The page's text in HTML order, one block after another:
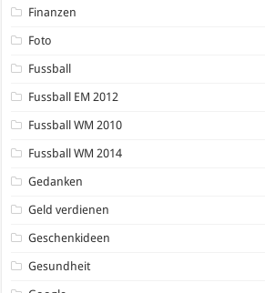
Finanzen
Foto
Fussball
Fussball EM 2012
Fussball WM 2010
Fussball WM 2014
Gedanken
Geld verdienen
Geschenkideen
Gesundheit